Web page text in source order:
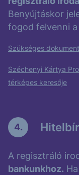
Benyújtáskor
fogod felvenni
Szükséges
Széchenyi Kártya
térképes keresője
4.
A regisztráló
bankunkhoz.